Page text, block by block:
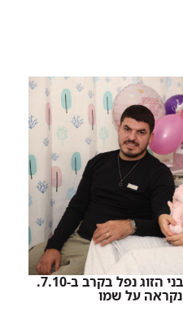
לנצח אחי: החבר הטוב של בני הזוג נפל בקרב ב-7.10.
על שמו